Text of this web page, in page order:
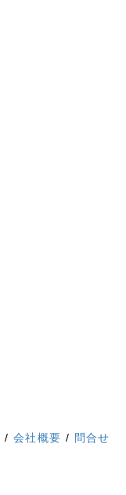
/ 会社概要 / 問合せ